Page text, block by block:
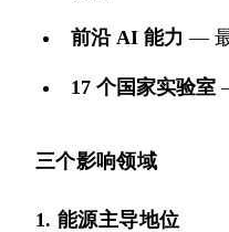
前沿 AI 能力 —
17 个国家实验室
三个影响领域
1. 能源主导地位